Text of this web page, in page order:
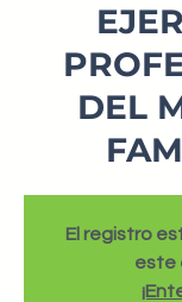
DEL
El registro
este